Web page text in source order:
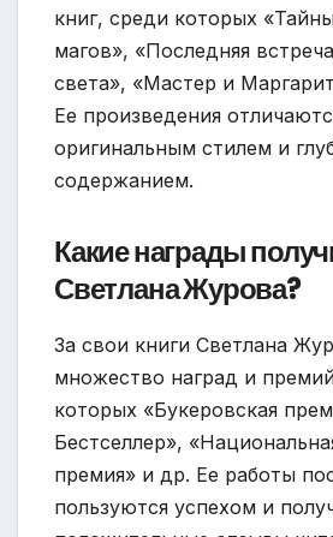
книг, среди которых
магов», «Последняя
света», «Мастер и
Ее произведения
оригинальным стилем и
содержанием.
Какие награды
Светлана Журова?
За свои книги Светлана
множество наград и
которых «Букеровская
Бестселлер»,
премия» и др. Ее работы
пользуются успехом и